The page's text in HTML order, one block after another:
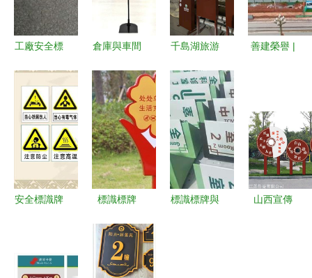
工廠安全標
品牌、采
購、圖片識
別與批發指
南
倉庫與車間
從物料管理
到產品展示
的全面解決
方案
千島湖旅游
牌設計制作
的特點探析
善建榮譽 |
比武再創佳
績
安全標識牌
解析（附最
標識標牌
或缺的無聲
向導
標識標牌與
山西宣傳